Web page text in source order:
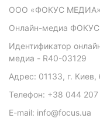
ООО «ФОКУС МЕДИА»
Онлайн-медиа ФОКУС
Идентификатор
медиа - R40-03129
Адрес: 01133, г.
Телефон: +38 044
E-mail: info@focus.ua